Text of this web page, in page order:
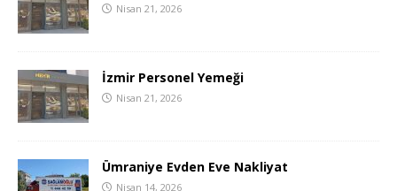
Nisan 21, 2026
İzmir Personel Yemeği
Nisan 21, 2026
Ümraniye Evden Eve Nakliyat
Nisan 14, 2026